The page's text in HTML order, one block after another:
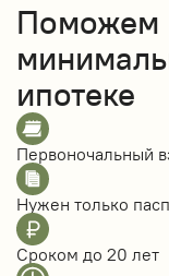
Поможем
ипотеке
Первоночальный
Нужен только
Сроком до 20 лет